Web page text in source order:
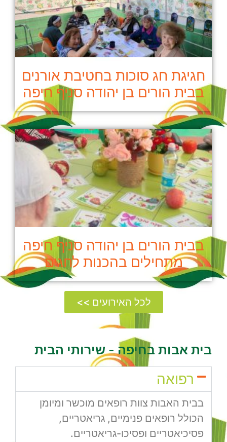
חגיגת חג סוכות בחטיבת אורנים
בבית הורים בן יהודה סניף חיפה
בבית הורים בן יהודה סניף חיפה
מתחילים בהכנות לחגים
לכל האירועים >>
בית אבות בחיפה - שירותי הבית
רפואה
בבית האבות צוות רופאים מוכשר ומיומן
הכולל רופאים פנימיים, גריאטריים,
פסיכיאטריים ופסיכו-גריאטריים.